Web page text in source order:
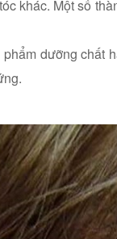
khác. Một số
dưỡng chất